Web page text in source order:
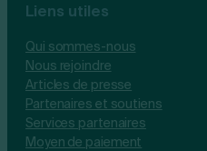
Liens utiles
Qui sommes-nous
Nous rejoindre
Articles de presse
Partenaires et soutiens
Services partenaires
Moyen de paiement